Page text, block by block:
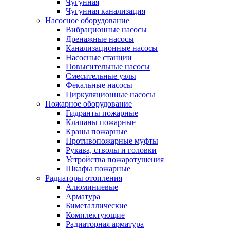
Чугунная
Чугунная канализация
Насосное оборудование
Вибрационные насосы
Дренажные насосы
Канализационные насосы
Насосные станции
Повысительные насосы
Смесительные узлы
Фекальные насосы
Циркуляционные насосы
Пожарное оборудование
Гидранты пожарные
Клапаны пожарные
Краны пожарные
Противопожарные муфты
Рукава, стволы и головки
Устройства пожаротушения
Шкафы пожарные
Радиаторы отопления
Алюминиевые
Арматура
Биметаллические
Комплектующие
Радиаторная арматура